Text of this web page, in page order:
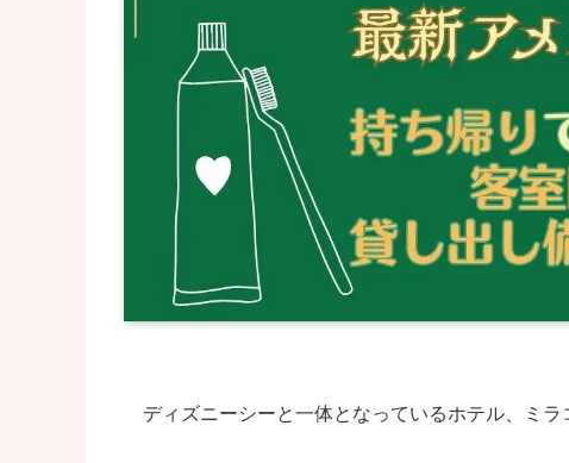
ディズニーシーと一体となっているホテル、ミラ